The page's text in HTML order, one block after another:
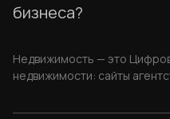
бизнеса?
Недвижимость — это
недвижимости: сайты